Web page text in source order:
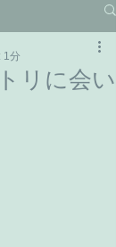
リに会い
1分